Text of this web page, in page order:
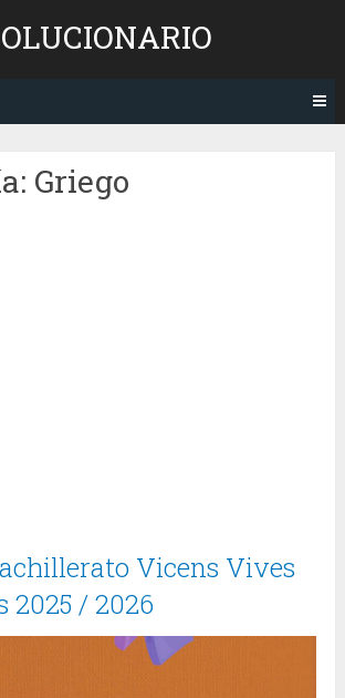
Griego
Vicens Vives
2025 / 2026